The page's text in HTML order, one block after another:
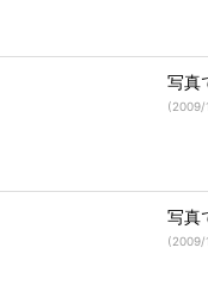
写真
(
写真
(